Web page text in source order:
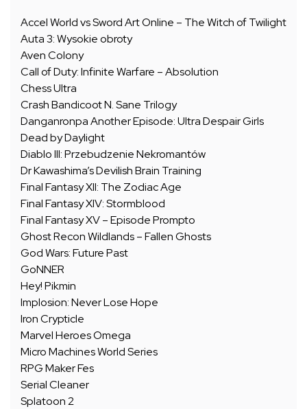
Accel World vs Sword Art Online – The Witch of Twilight
Auta 3: Wysokie obroty
Aven Colony
Call of Duty: Infinite Warfare – Absolution
Chess Ultra
Crash Bandicoot N. Sane Trilogy
Danganronpa Another Episode: Ultra Despair Girls
Dead by Daylight
Diablo III: Przebudzenie Nekromantów
Dr Kawashima’s Devilish Brain Training
Final Fantasy XII: The Zodiac Age
Final Fantasy XIV: Stormblood
Final Fantasy XV – Episode Prompto
Ghost Recon Wildlands – Fallen Ghosts
God Wars: Future Past
GoNNER
Hey! Pikmin
Implosion: Never Lose Hope
Iron Crypticle
Marvel Heroes Omega
Micro Machines World Series
RPG Maker Fes
Serial Cleaner
Splatoon 2